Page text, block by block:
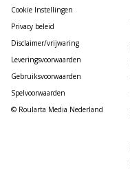
Cookie Instellingen
Privacy beleid
Disclaimer/vrijwaring
Leveringsvoorwaarden
Gebruiksvoorwaarden
Spelvoorwaarden
© Roularta Media Nederland